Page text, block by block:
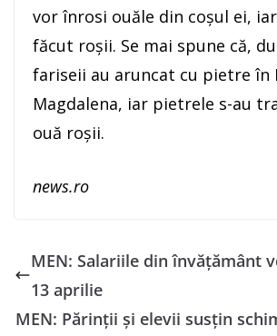
vor înrosi ouăle din coşul ei,
făcut roşii. Se mai spune că,
fariseii au aruncat cu pietre în
Magdalena, iar pietrele s-au
ouă roşii.
news.ro
MEN: Salariile din învăţământ
13 aprilie
MEN: Părinţii şi elevii susţin